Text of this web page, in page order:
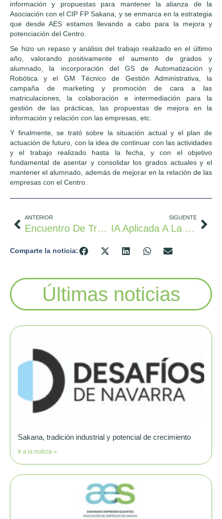
información y propuestas para mantener la alianza de la
Asociación con el CIP FP Sakana, y se enmarca en la estrategia
que desde AES estamos llevando a cabo para la mejora y
potenciación del Centro.
Se hizo un repaso y análisis del trabajo realizado en el último
año, valorando positivamente el aumento de grados y
alumnado, la incorporación del GS de Automatización y
Robótica y el GM Técnico de Gestión Administrativa, la
campaña de marketing y promoción de cara a las
matriculaciones, la colaboración e intermediación para la
gestión de las prácticas, las propuestas de mejora en la
información y relación con las empresas, etc.
Y finalmente, se trató sobre la situación actual y el plan de
actuación de futuro, con la idea de continuar con las actividades
y el trabajo realizado hasta la fecha, y con el objetivo
fundamental de asentar y consolidar los grados actuales y el
mantener el alumnado, además de mejorar en la relación de las
empresas con el Centro.
ANTERIOR
Encuentro De Trabajo Con Aditech
SIGUENTE
IA Aplicada A La Gestión De Personas
Comparte la noticia:
Últimas noticias
Sakana, tradición industrial y potencial de crecimiento
Ir a la noticia »